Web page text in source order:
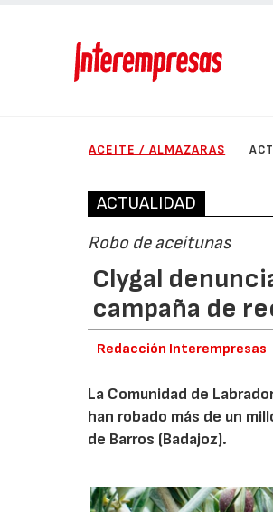
ACEITE / ALMAZARAS
ACTUALIDAD
Robo de aceitunas
Clygal
campaña de
Redacción Interempresas
La Comunidad de
han robado más de un
de Barros (Badajoz).